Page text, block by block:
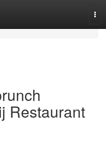
Restaurant